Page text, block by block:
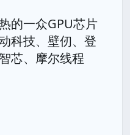
的一众GPU芯片
科技、壁仞、登
芯、摩尔线程